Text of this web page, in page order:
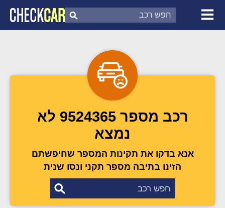
צ'ק קאר
דוח בדיקת רכב
רכב מספר 9524365 לא
נמצא
אנא בדקו את תקינות המספר שחיפשתם
הזינו בתיבה מספר תקני ונסו שנית